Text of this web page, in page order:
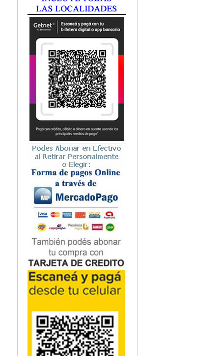
Hematología
Histología
Homeopatía
Infectología
Inmunología
Instrumentación Quirurgica
Medicina del Deporte / Rehabilitación
Medicina Emergencias / Urgencias
Medicina Forense / Legal
Medicina General
Medicina Interna
Microbiología
Nefrología
Neonatología / Pediatría
Neumología
Neuroanatomía / Neurociencia
Neurocirugía
Neurología
Nutrición
Odontología
Oftalmología
Oncología / Cuidados Paliativos
Ortopedía / Traumatología
Osteopatía
Otorrinolaringología
Podología
Psicología
Psiquiatría
Química